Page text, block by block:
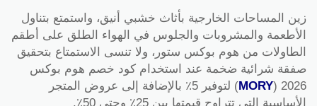
زين المساحات الخارجية بأثاث خشبي أنيق، واستمتع بتناول
الأطعمة والمشروبات والجلوس في الهواء الطلق على أطقم
الطاولات من هوم بوكس ستور، ولا تنسى الاستمتاع بتحقيق
صفقة شرائية ضخمة عند استخدام كود خصم هوم بوكس
2026 (
MORY
) لتوفير 5٪ بالإضافة إلى عروض المتجر
الأساسية التي تتراوح قيمتها بين 25٪ وحتى 50٪.